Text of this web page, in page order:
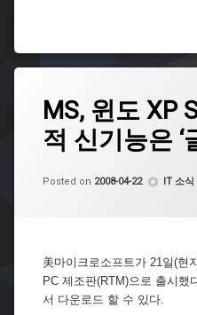
MS, 윈도 XP
적 신기능은 ‘
Posted on 2008-04-22
by CoCo
IT 소식
美마이크로소프트가 21일(현
PC 제조판(RTM)으로 출시했
서 다운로드 할 수 있다.
Windows
XP
Windows
Service
a
Comment
on
MS,
도
파
격
적
신